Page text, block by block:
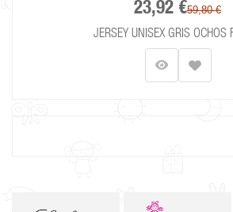
23,92 €59,80 €
JERSEY UNISEX GRIS OCHOS